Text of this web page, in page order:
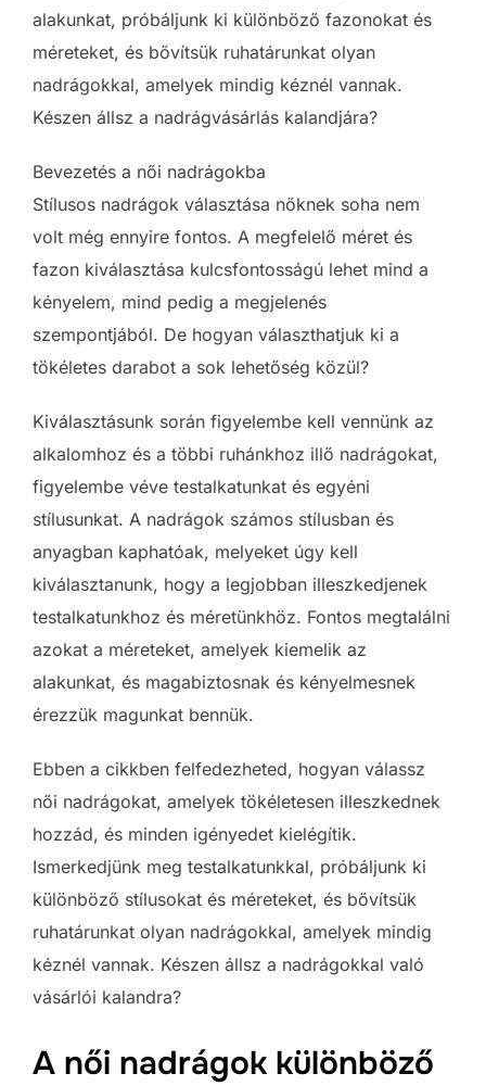
alakunkat, próbáljunk ki különböző fazonokat és
méreteket, és bővítsük ruhatárunkat olyan
nadrágokkal, amelyek mindig kéznél vannak.
Készen állsz a nadrágvásárlás kalandjára?
Bevezetés a női nadrágokba
Stílusos nadrágok választása nőknek soha nem
volt még ennyire fontos. A megfelelő méret és
fazon kiválasztása kulcsfontosságú lehet mind a
kényelem, mind pedig a megjelenés
szempontjából. De hogyan választhatjuk ki a
tökéletes darabot a sok lehetőség közül?
Kiválasztásunk során figyelembe kell vennünk az
alkalomhoz és a többi ruhánkhoz illő nadrágokat,
figyelembe véve testalkatunkat és egyéni
stílusunkat. A nadrágok számos stílusban és
anyagban kaphatóak, melyeket úgy kell
kiválasztanunk, hogy a legjobban illeszkedjenek
testalkatunkhoz és méretünkhöz. Fontos megtalálni
azokat a méreteket, amelyek kiemelik az
alakunkat, és magabiztosnak és kényelmesnek
érezzük magunkat bennük.
Ebben a cikkben felfedezheted, hogyan válassz
női nadrágokat, amelyek tökéletesen illeszkednek
hozzád, és minden igényedet kielégítik.
Ismerkedjünk meg testalkatunkkal, próbáljunk ki
különböző stílusokat és méreteket, és bővítsük
ruhatárunkat olyan nadrágokkal, amelyek mindig
kéznél vannak. Készen állsz a nadrágokkal való
vásárlói kalandra?
A női nadrágok különböző